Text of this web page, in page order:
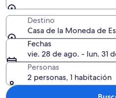
Destino
Casa de la Moneda de
Fechas
vie. 28 de ago. - lun. 31
Personas
2 personas, 1 habitación